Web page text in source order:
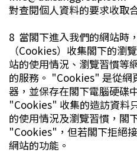
對查閱個人資料的要求收取
8 當閣下進入我們的網站時
（Cookies）收集閣下的瀏
站的使用情況、瀏覽習慣等
的服務。 "Cookies" 是從網
器，並保存在閣下電腦硬碟
"Cookies" 收集的造訪資料
的使用情況及瀏覽習慣，閣
"Cookies"，但若閣下拒絕
網站的功能。